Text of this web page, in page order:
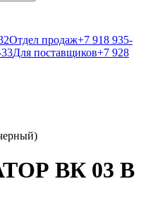
Отдел продаж+7 918 935-
Для поставщиков+7 928
ВК 03 В